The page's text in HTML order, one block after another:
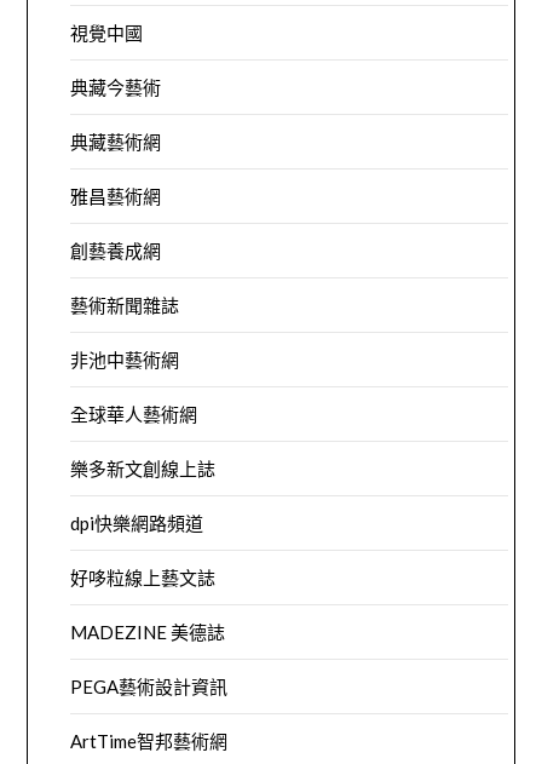
視覺中國
典藏今藝術
典藏藝術網
雅昌藝術網
創藝養成網
藝術新聞雜誌
非池中藝術網
全球華人藝術網
樂多新文創線上誌
dpi快樂網路頻道
好哆粒線上藝文誌
MADEZINE 美德誌
PEGA藝術設計資訊
ArtTime智邦藝術網